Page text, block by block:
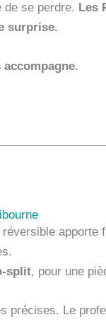
se perdre. Les
surprise.
accompagne.
apporte
split, pour une
précises. Le